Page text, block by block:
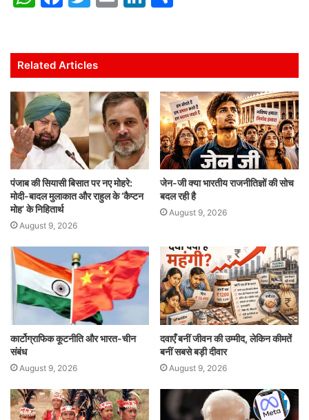
s
A
p
p
e
b
o
o
k
er l
e
dI
n
e
Related Articles
पंजाब की सियासी बिसात पर नए मोहरे:
मोदी-बादल मुलाकात और राहुल के ‘कैप्टन
मोह’ के निहितार्थ
August 9, 2026
जेन-जी क्या भारतीय राजनीतिज्ञों की सोच
बदल रही है
August 9, 2026
कार्टोग्राफिक कूटनीति और भारत-चीन
संबंध
August 9, 2026
दवाएँ बनीं जीवन की उम्मीद, लेकिन कीमतें
बनीं सबसे बड़ी दीवार
August 9, 2026